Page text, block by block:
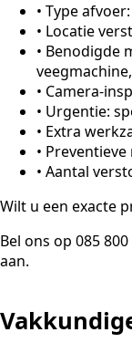
• Type
• Locatie
• Benodigde
• Camera-
• Urgentie:
• Extra
•
• Aantal
Wilt u een exacte
Bel ons op 085
aan.